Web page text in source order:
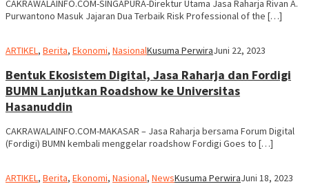
CAKRAWALAINFO.COM-SINGAPURA-Direktur Utama Jasa Raharja Rivan A.
Purwantono Masuk Jajaran Dua Terbaik Risk Professional of the […]
ARTIKEL, Berita, Ekonomi, NasionalKusuma PerwiraJuni 22, 2023
Bentuk Ekosistem Digital, Jasa Raharja dan Fordigi
BUMN Lanjutkan Roadshow ke Universitas
Hasanuddin
CAKRAWALAINFO.COM-MAKASAR – Jasa Raharja bersama Forum Digital
(Fordigi) BUMN kembali menggelar roadshow Fordigi Goes to […]
ARTIKEL , Berita, Ekonomi, Nasional, NewsKusuma PerwiraJuni 18, 2023